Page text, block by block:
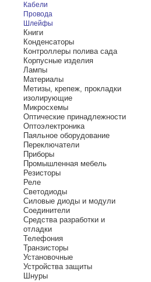
Кабели
Провода
Шлейфы
Книги
Конденсаторы
Контроллеры полива сада
Корпусные изделия
Лампы
Материалы
Метизы, крепеж, прокладки
изолирующие
Микросхемы
Оптические принадлежности
Оптоэлектроника
Паяльное оборудование
Переключатели
Приборы
Промышленная мебель
Резисторы
Реле
Светодиоды
Силовые диоды и модули
Соединители
Средства разработки и
отладки
Телефония
Транзисторы
Установочные
Устройства защиты
Шнуры